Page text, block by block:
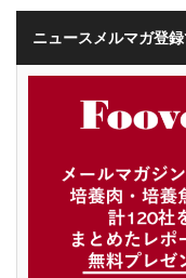
ニュースメルマガ登